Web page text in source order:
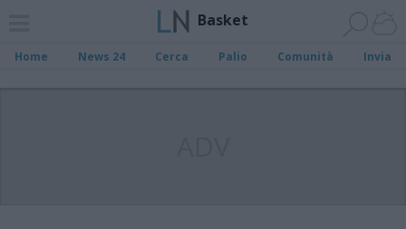
Basket
Home News 24 Cerca Palio Comunità Invia